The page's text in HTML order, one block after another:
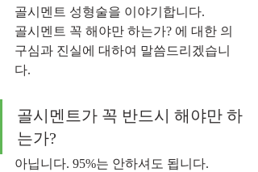
골시멘트 성형술을 이야기합니다.
골시멘트 꼭 해야만 하는가? 에 대한 의
구심과 진실에 대하여 말씀드리겠습니
다.
골시멘트가 꼭 반드시 해야만 하
는가?
아닙니다. 95%는 안하셔도 됩니다.